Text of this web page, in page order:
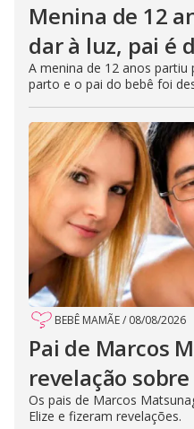
Menina de 12
dar à luz, pai é
A menina de 12 anos
parto e o pai do bebê foi
BEBÊ MAMÃE/ 08/08/2026
Pai de Marcos
revelação
Os pais de Marcos
Elize e fizeram revelações.